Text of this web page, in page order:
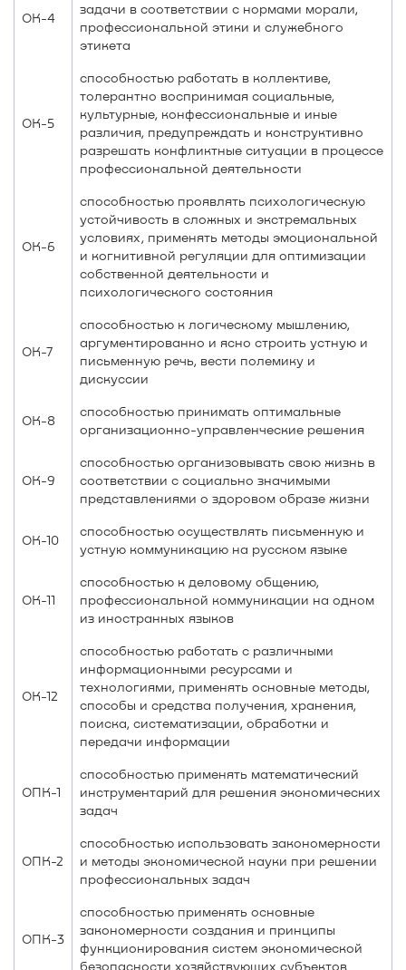
ОК-4
задачи в соответствии с нормами морали,
профессиональной этики и служебного
этикета
ОК-5
способностью работать в коллективе,
толерантно воспринимая социальные,
культурные, конфессиональные и иные
различия, предупреждать и конструктивно
разрешать конфликтные ситуации в процессе
профессиональной деятельности
ОК-6
способностью проявлять психологическую
устойчивость в сложных и экстремальных
условиях, применять методы эмоциональной
и когнитивной регуляции для оптимизации
собственной деятельности и
психологического состояния
ОК-7
способностью к логическому мышлению,
аргументированно и ясно строить устную и
письменную речь, вести полемику и
дискуссии
ОК-8
способностью принимать оптимальные
организационно-управленческие решения
ОК-9
способностью организовывать свою жизнь в
соответствии с социально значимыми
представлениями о здоровом образе жизни
ОК-10
способностью осуществлять письменную и
устную коммуникацию на русском языке
ОК-11
способностью к деловому общению,
профессиональной коммуникации на одном
из иностранных языков
ОК-12
способностью работать с различными
информационными ресурсами и
технологиями, применять основные методы,
способы и средства получения, хранения,
поиска, систематизации, обработки и
передачи информации
ОПК-1
способностью применять математический
инструментарий для решения экономических
задач
ОПК-2
способностью использовать закономерности
и методы экономической науки при решении
профессиональных задач
ОПК-3
способностью применять основные
закономерности создания и принципы
функционирования систем экономической
безопасности хозяйствующих субъектов